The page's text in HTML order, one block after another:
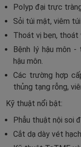
Polyp đại trực
Sỏi túi mật, viêm túi
Thoát vị bẹn, thoát
Bệnh lý hậu môn
hậu môn.
Các trường hợp
thủng tạng rỗng,
Kỹ thuật nổi bật:
Phẫu thuật nội soi
Cắt dạ dày vét